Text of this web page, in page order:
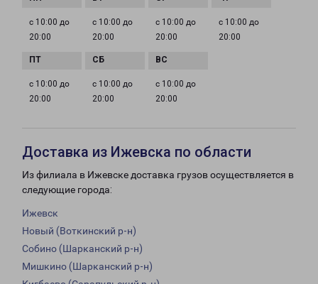
с 10:00 до
20:00
с 10:00 до
20:00
с 10:00 до
20:00
с 10:00 до
20:00
с 10:00 до
20:00
с 10:00 до
20:00
с 10:00 до
20:00
Доставка из Ижевска по области
Из филиала в Ижевске доставка грузов осуществляется в
следующие города:
Ижевск
Новый (Воткинский р-н)
Собино (Шарканский р-н)
Мишкино (Шарканский р-н)